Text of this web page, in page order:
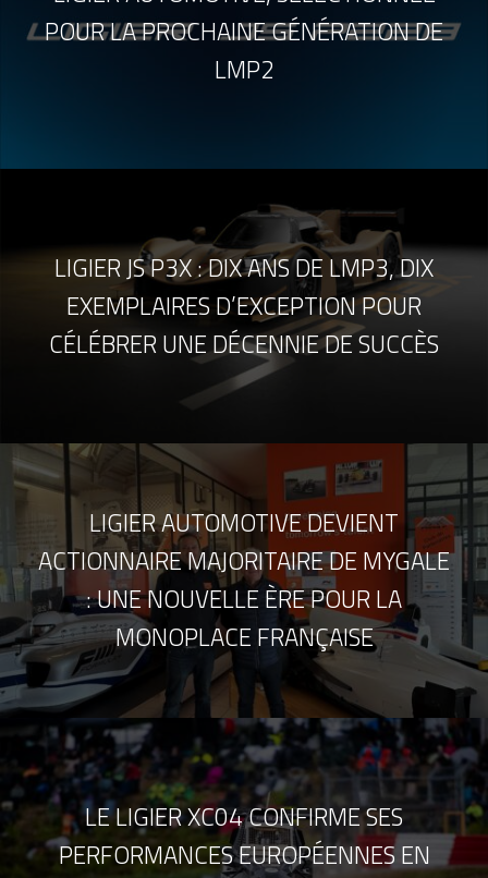
POUR LA PROCHAINE GÉNÉRATION DE
LMP2
LIGIER JS P3X : DIX ANS DE LMP3, DIX
EXEMPLAIRES D’EXCEPTION POUR
CÉLÉBRER UNE DÉCENNIE DE SUCCÈS
LIGIER AUTOMOTIVE DEVIENT
ACTIONNAIRE MAJORITAIRE DE MYGALE
: UNE NOUVELLE ÈRE POUR LA
MONOPLACE FRANÇAISE
LE LIGIER XC04 CONFIRME SES
PERFORMANCES EUROPÉENNES EN